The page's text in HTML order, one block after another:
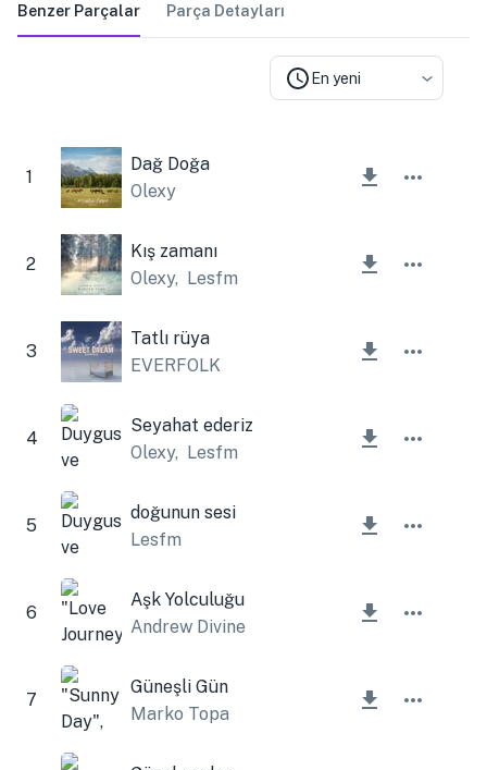
Benzer Parçalar Parça Detayları
En yeni
1
Dağ Doğa
Olexy
2
Kış zamanı
Olexy, Lesfm
3
Tatlı rüya
EVERFOLK
4
Seyahat ederiz
Olexy, Lesfm
5
doğunun sesi
Lesfm
6
Aşk Yolculuğu
Andrew Divine
7
Güneşli Gün
Marko Topa